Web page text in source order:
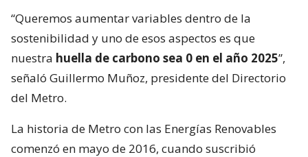
“Queremos aumentar variables dentro de la
sostenibilidad y uno de esos aspectos es que
nuestra huella de carbono sea 0 en el año 2025”,
señaló Guillermo Muñoz, presidente del Directorio
del Metro.
La historia de Metro con las Energías Renovables
comenzó en mayo de 2016, cuando suscribió